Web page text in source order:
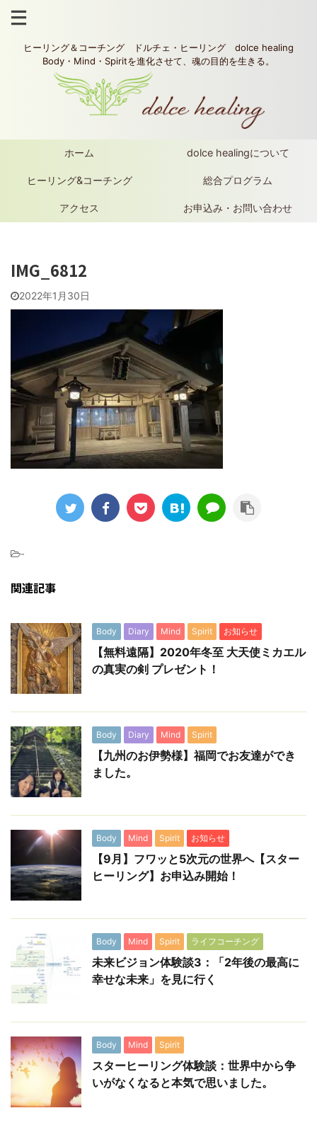
ヒーリング＆コーチング ドルチェ・ヒーリング dolce healing
Body・Mind・Spiritを進化させて、魂の目的を生きる。
ホーム dolce healingについて
ヒーリング&コーチング 総合プログラム
アクセス お申込み・お問い合わせ
IMG_6812
2022年1月30日
-
関連記事
Body Diary Mind Spirit お知らせ
【無料遠隔】2020年冬至 大天使ミカエル
の真実の剣 プレゼント！
Body Diary Mind Spirit
【九州のお伊勢様】福岡でお友達ができ
ました。
Body Mind Spirit お知らせ
【9月】フワッと5次元の世界へ【スター
ヒーリング】お申込み開始！
Body Mind Spirit ライフコーチング
未来ビジョン体験談3：「2年後の最高に
幸せな未来」を見に行く
Body Mind Spirit
スターヒーリング体験談：世界中から争
いがなくなると本気で思いました。